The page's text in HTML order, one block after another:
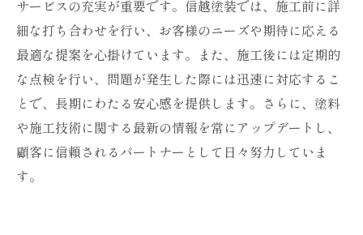
サービスの充実が重要です。信越塗装では、施工前に詳
細な打ち合わせを行い、お客様のニーズや期待に応える
最適な提案を心掛けています。また、施工後には定期的
な点検を行い、問題が発生した際には迅速に対応するこ
とで、長期にわたる安心感を提供します。さらに、塗料
や施工技術に関する最新の情報を常にアップデートし、
顧客に信頼されるパートナーとして日々努力していま
す。